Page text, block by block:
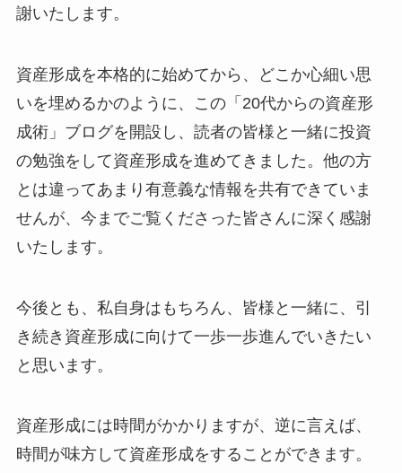
謝いたします。
資産形成を本格的に始めてから、どこか心細い思
いを埋めるかのように、この「20代からの資産形
成術」ブログを開設し、読者の皆様と一緒に投資
の勉強をして資産形成を進めてきました。他の方
とは違ってあまり有意義な情報を共有できていま
せんが、今までご覧くださった皆さんに深く感謝
いたします。
今後とも、私自身はもちろん、皆様と一緒に、引
き続き資産形成に向けて一歩一歩進んでいきたい
と思います。
資産形成には時間がかかりますが、逆に言えば、
時間が味方して資産形成をすることができます。